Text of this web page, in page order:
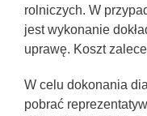
rolniczych. W
jest wykonanie
uprawę. Koszt
W celu dokonania
pobrać